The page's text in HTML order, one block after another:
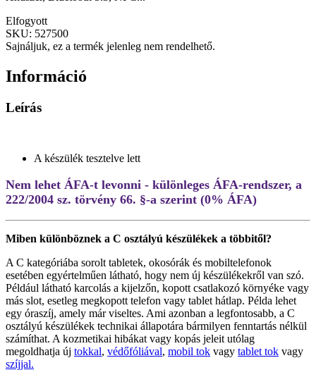
Elfogyott
SKU: 527500
Sajnáljuk, ez a termék jelenleg nem rendelhető.
Információ
Leírás
A készülék tesztelve lett
Nem lehet ÁFA-t levonni - különleges ÁFA-rendszer, a
222/2004 sz. törvény 66. §-a szerint (0% ÁFA)
Miben különböznek a C osztályú készülékek a többitől?
A C kategóriába sorolt tabletek, okosórák és mobiltelefonok
esetében egyértelműen látható, hogy nem új készülékekről van szó.
Például látható karcolás a kijelzőn, kopott csatlakozó környéke vagy
más slot, esetleg megkopott telefon vagy tablet hátlap. Példa lehet
egy óraszíj, amely már viseltes. Ami azonban a legfontosabb, a C
osztályú készülékek technikai állapotára bármilyen fenntartás nélkül
számíthat. A kozmetikai hibákat vagy kopás jeleit utólag
megoldhatja új tokkal, védőfóliával, mobil tok vagy tablet tok vagy
szíjjal.